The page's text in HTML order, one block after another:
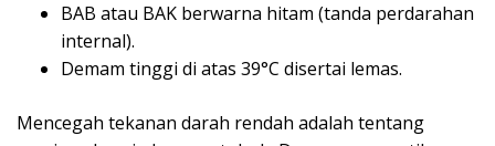
BAB atau BAK berwarna hitam (tanda perdarahan
internal).
Demam tinggi di atas 39°C disertai lemas.
Mencegah tekanan darah rendah adalah tentang